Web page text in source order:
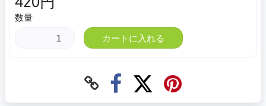
数量
カートに入れる